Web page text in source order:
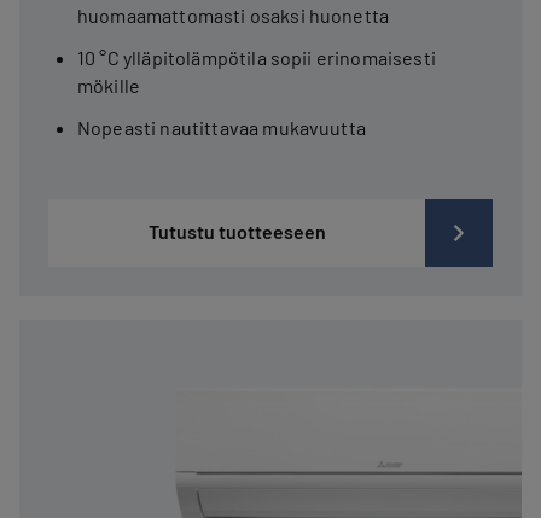
huomaamattomasti osaksi huonetta
10 °C ylläpitolämpötila sopii erinomaisesti
mökille
Nopeasti nautittavaa mukavuutta
Tutustu tuotteeseen